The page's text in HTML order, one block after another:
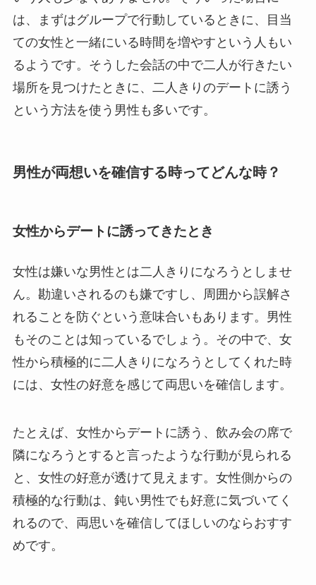
は、まずはグループで行動しているときに、目当
ての女性と一緒にいる時間を増やすという人もい
るようです。そうした会話の中で二人が行きたい
場所を見つけたときに、二人きりのデートに誘う
という方法を使う男性も多いです。
男性が両想いを確信する時ってどんな時？
女性からデートに誘ってきたとき
女性は嫌いな男性とは二人きりになろうとしませ
ん。勘違いされるのも嫌ですし、周囲から誤解さ
れることを防ぐという意味合いもあります。男性
もそのことは知っているでしょう。その中で、女
性から積極的に二人きりになろうとしてくれた時
には、女性の好意を感じて両思いを確信します。
たとえば、女性からデートに誘う、飲み会の席で
隣になろうとすると言ったような行動が見られる
と、女性の好意が透けて見えます。女性側からの
積極的な行動は、鈍い男性でも好意に気づいてく
れるので、両思いを確信してほしいのならおすす
めです。